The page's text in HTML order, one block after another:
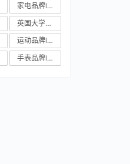
家电品牌logo
英国大学校徽
运动品牌logo
手表品牌logo